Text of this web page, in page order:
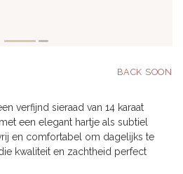
verfijnd sieraad van 14 karaat
een elegant hartje als subtiel
en comfortabel om dagelijks te
kwaliteit en zachtheid perfect